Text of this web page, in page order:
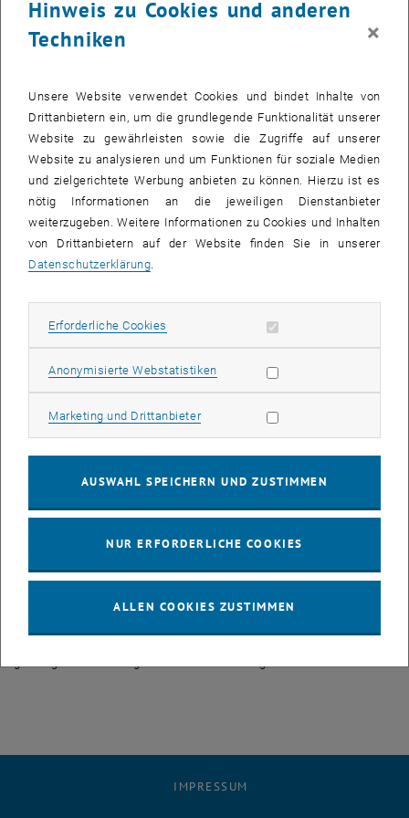
© Claudia Virginia Dimoiu
Die Höhere Geodäsie feierte den 160. Jahrestag ihres Bestehens an
der TU Wien. Am 23. Juni 1866 ernannte Kaiser Franz Joseph in
“Allerhöchster Entschließung” den damaligen Professor für
Praktische Geometrie, Joseph Herr, zum ersten Professor für
Höhere Geodäsie und Sphärische Astronomie. Genau 160 Jahre
später kamen viele Generationen von Absolvent:innen und
erhielten die Teilnehmenden auch topaktuelle Informationen zu
Interferometry. Im Anschluss haben wir Anekdoten und
IMPRESSUM
Hinweis zu Cookies und anderen
Techniken
×
Unsere Website verwendet Cookies und bindet Inhalte von
Drittanbietern ein, um die grundlegende Funktionalität unserer
Website zu gewährleisten sowie die Zugriffe auf unserer
Website zu analysieren und um Funktionen für soziale Medien
und zielgerichtete Werbung anbieten zu können. Hierzu ist es
nötig Informationen an die jeweiligen Dienstanbieter
weiterzugeben. Weitere Informationen zu Cookies und Inhalten
von Drittanbietern auf der Website finden Sie in unserer
Datenschutzerklärung.
Erforderliche Cookies Erforderliche Cookies zulassen
Anonymisierte WebstatistikenStatistik Cookies zulassen
Marketing und DrittanbieterMarketing Cookies zulassen
AUSWAHL SPEICHERN UND ZUSTIMMEN
NUR ERFORDERLICHE COOKIES
ALLEN COOKIES ZUSTIMMEN